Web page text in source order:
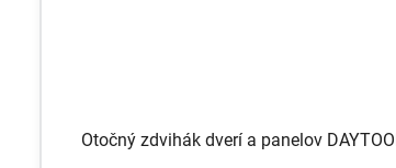
Otočný zdvihák dverí a panelov